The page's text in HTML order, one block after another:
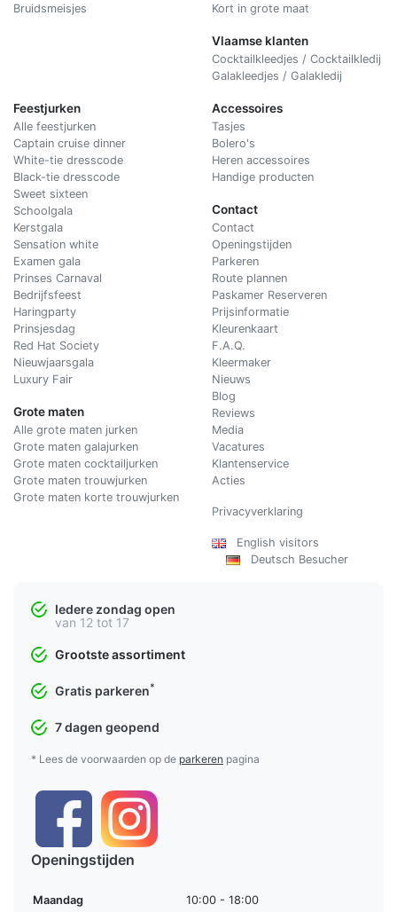
Bruidsmeisjes
Kort in grote maat
Vlaamse klanten
Cocktailkleedjes / Cocktailkledij
Galakleedjes / Galakledij
Feestjurken
Alle feestjurken
Captain cruise dinner
White-tie dresscode
Black-tie dresscode
Sweet sixteen
Schoolgala
Kerstgala
Sensation white
Examen gala
Prinses Carnaval
Bedrijfsfeest
Haringparty
Prinsjesdag
Red Hat Society
Nieuwjaarsgala
Luxury Fair
Grote maten
Alle grote maten jurken
Grote maten galajurken
Grote maten cocktailjurken
Grote maten trouwjurken
Grote maten korte trouwjurken
Accessoires
Tasjes
Bolero's
Heren accessoires
Handige producten
Contact
Contact
Openingstijden
Parkeren
Route plannen
Paskamer Reserveren
Prijsinformatie
Kleurenkaart
F.A.Q.
Kleermaker
Nieuws
Blog
Reviews
Media
Vacatures
Klantenservice
Acties
Privacyverklaring
English visitors
Deutsch Besucher
Iedere zondag open
van 12 tot 17
Grootste assortiment
Gratis parkeren*
7 dagen geopend
* Lees de voorwaarden op de parkeren pagina
Openingstijden
Maandag 10:00 - 18:00